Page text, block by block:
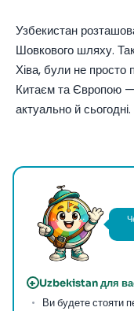
Узбекистан
Шовкового шляху.
Хіва, були не
Китаєм та Європою
актуально й сьогодні.
+ Uzbekistan для
Ви будете стояти